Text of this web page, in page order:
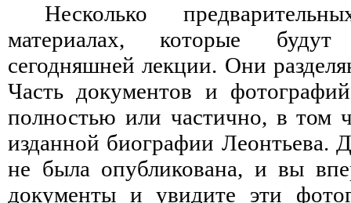
Несколько
материалах, которые
сегодняшней лекции. Они
Часть документов и
полностью или частично, в том
изданной биографии Леонтьева.
не была опубликована, и вы
документы и увидите эти